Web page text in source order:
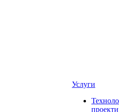
Услуги